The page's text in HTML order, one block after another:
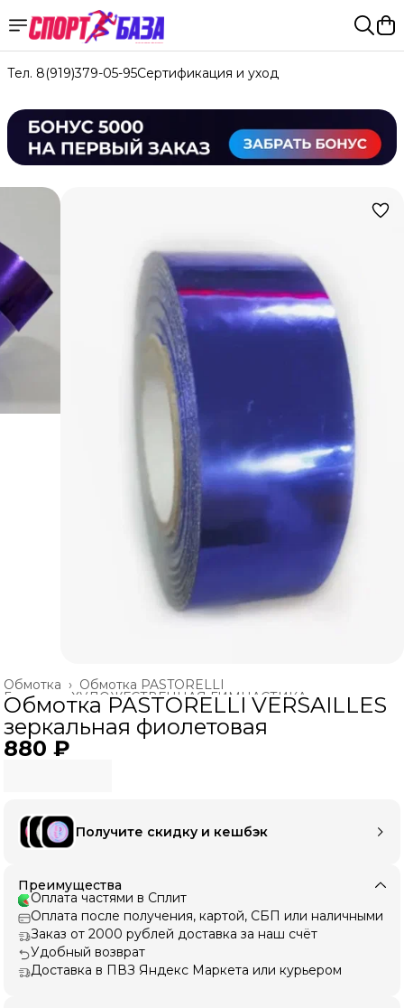
Тел. 8(919)379-05-95Сертификация и уход
Обмотка PASTORELLI
Обмотка ›
ХУДОЖЕСТВЕННАЯ ГИМНАСТИКА ›
Главная ›
Обмотка PASTORELLI VERSAILLES
зеркальная фиолетовая
880 ₽
Получите скидку и кешбэк
Преимущества
Оплата частями в Сплит
Оплата после получения, картой, СБП или наличными
Заказ от 2000 рублей доставка за наш счёт
Удобный возврат
Доставка в ПВЗ Яндекс Маркета или курьером